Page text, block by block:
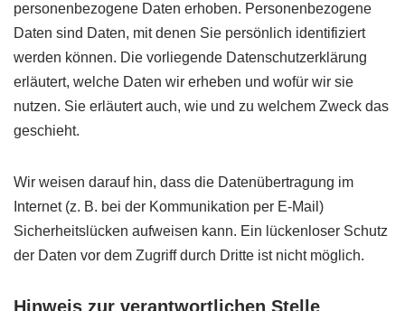
personenbezogene Daten erhoben. Personenbezogene
Daten sind Daten, mit denen Sie persönlich identifiziert
werden können. Die vorliegende Datenschutzerklärung
erläutert, welche Daten wir erheben und wofür wir sie
nutzen. Sie erläutert auch, wie und zu welchem Zweck das
geschieht.
Wir weisen darauf hin, dass die Datenübertragung im
Internet (z. B. bei der Kommunikation per E-Mail)
Sicherheitslücken aufweisen kann. Ein lückenloser Schutz
der Daten vor dem Zugriff durch Dritte ist nicht möglich.
Hinweis zur verantwortlichen Stelle